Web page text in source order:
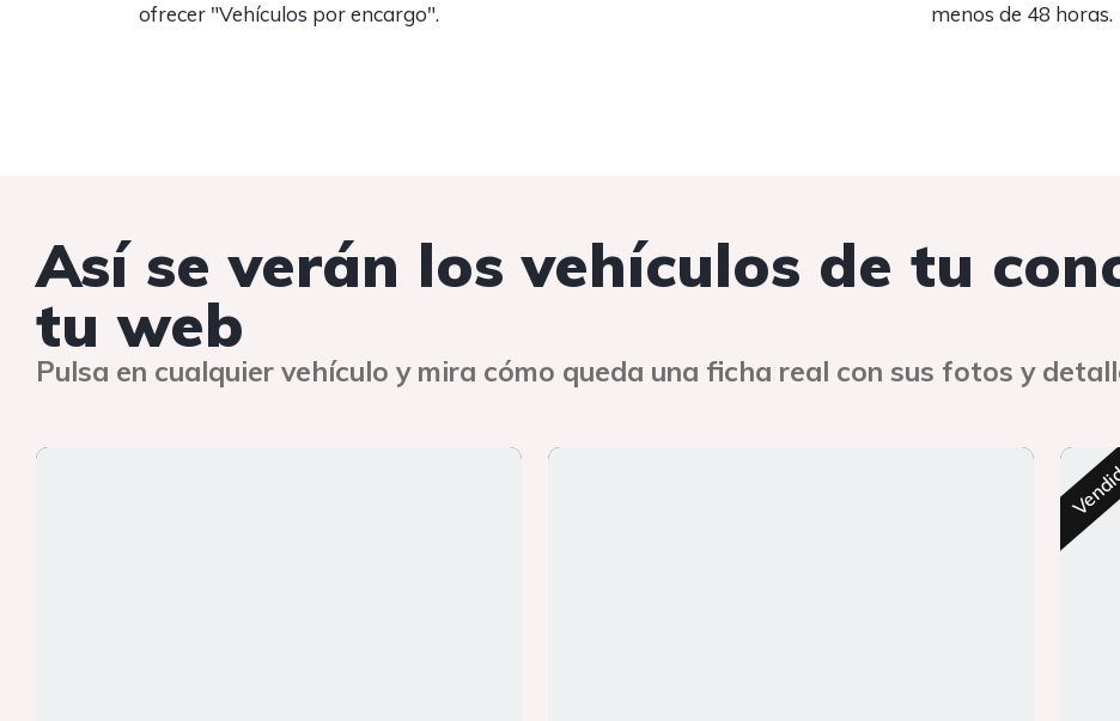
ofrecer "Vehículos por encargo".
menos de 48 horas.
Así se verán los vehículos de tu
tu web
Pulsa en cualquier vehículo y mira cómo queda una ficha real con sus fotos y